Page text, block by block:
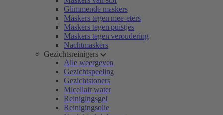
Glimmende maskers
Maskers tegen mee-eters
Maskers tegen puistjes
Maskers tegen veroudering
Nachtmaskers
Gezichtsreinigers
Alle weergeven
Gezichtspeeling
Gezichtstoners
Micellair water
Reinigingsgel
Reinigingsolie